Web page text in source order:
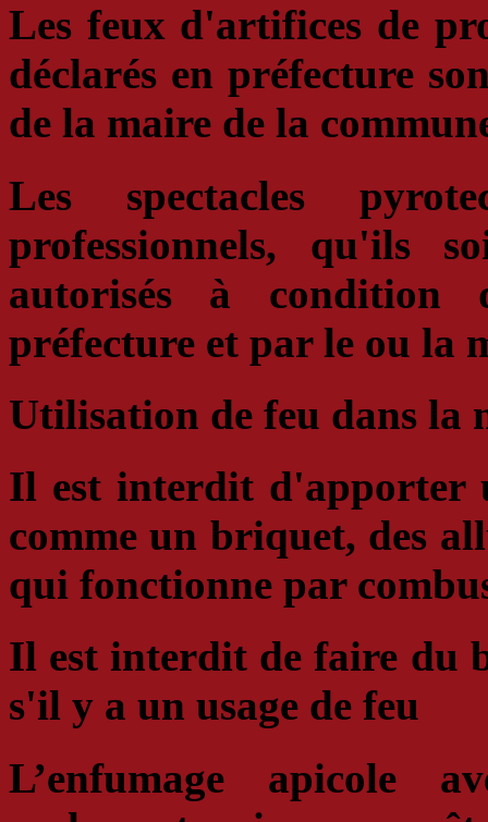
Les feux d'artifices de
déclarés en préfecture
de la maire de la
Les spectacles
professionnels, qu'ils
autorisés à
préfecture et par le ou la
Utilisation de feu dans la
Il est interdit d'apporter
comme un briquet, des
qui fonctionne par
Il est interdit de faire du
s'il y a un usage de feu
L’enfumage apicole